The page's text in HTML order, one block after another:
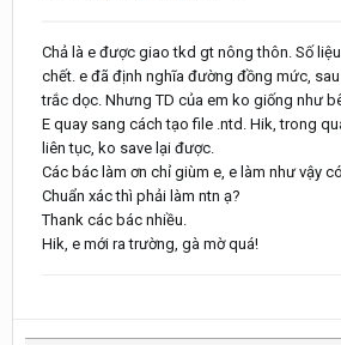
Chả là e được giao tkd gt nông thôn. Số
chết. e đã định nghĩa đường đồng mức,
trắc dọc. Nhưng TD của em ko giống như
E quay sang cách tạo file .ntd. Hik, trong
liên tục, ko save lại được.
Các bác làm ơn chỉ giùm e, e làm như vậy
Chuẩn xác thì phải làm ntn ạ?
Thank các bác nhiều.
Hik, e mới ra trường, gà mờ quá!